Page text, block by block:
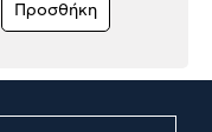
Προσθήκη